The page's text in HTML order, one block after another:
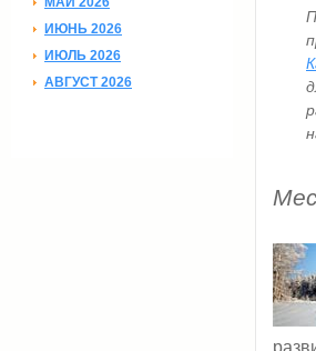
ИЮНЬ 2026
ИЮЛЬ 2026
АВГУСТ 2026